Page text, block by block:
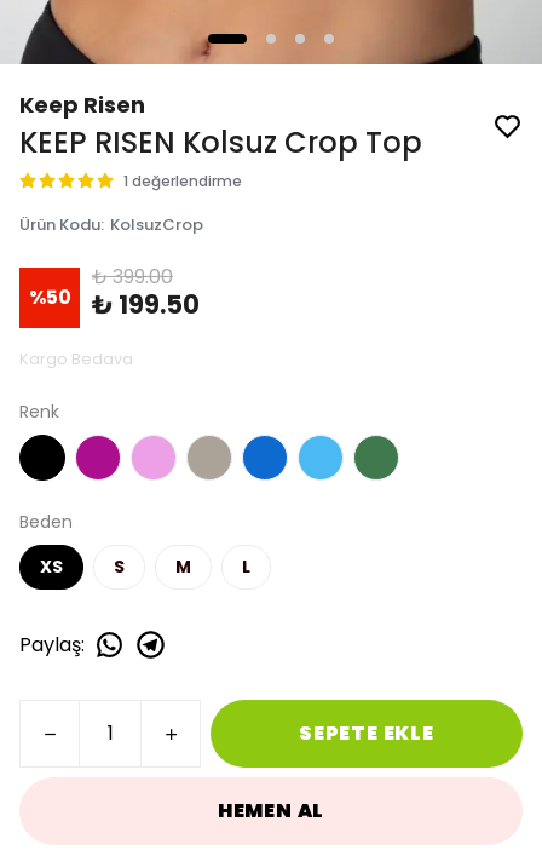
Keep Risen
KEEP RISEN Kolsuz Crop Top
1 değerlendirme
Ürün Kodu: KolsuzCrop
%50
₺ 399.00
₺ 199.50
Kargo Bedava
Renk
Beden
XS
S M L
Paylaş:
SEPETE EKLE
HEMEN AL